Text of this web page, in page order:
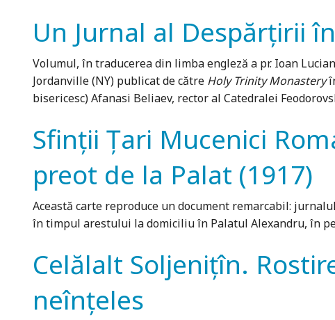
Un Jurnal al Despărțirii
Volumul, în traducerea din limba engleză a pr. Ioan
Jordanville (NY) publicat de către Holy Trinity Monastery
bisericesc) Afanasi Beliaev, rector al Catedralei
Sfinții Țari Mucenici
preot de la Palat (1917)
Această carte reproduce un document remarcabil:
în timpul arestului la domiciliu în Palatul Alexandru, în
Celălalt Soljeniţîn.
neînţeles